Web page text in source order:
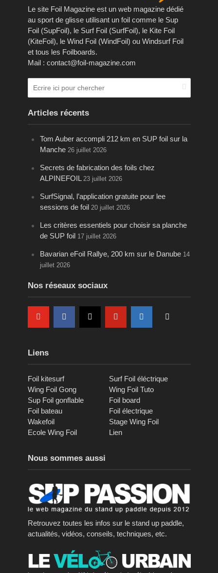
Le site Foil Magazine est un web magazine dédié
au sport de glisse utilisant un foil comme le Sup
Foil (SupFoil), le Surf Foil (SurfFoil), le Kite Foil
(KiteFoil), le Wind Foil (WindFoil) ou Windsurf Foil
et tous les Foilboards.
Mail : contact@foil-magazine.com
Articles récents
Tom Auber accompli 212 km en SUP foil sur la
Manche 26 juillet 2026
Secrets de fabrication des foils chez
ALPINEFOIL 23 juillet 2026
SurfSignal, l’application gratuite pour lee
sessions de foil 20 juillet 2026
Les critères essentiels pour choisir sa planche
de SUP foil 17 juillet 2026
Bavarian eFoil Rallye, 200 km sur le Danube 14
juillet 2026
Nos réseaux sociaux
Liens
Foil kitesurf
Surf Foil éléctrique
Wing Foil Gong
Wing Foil Tuto
Sup Foil gonflable
Foil board
Foil bateau
Foil électrique
Wakefoil
Stage Wing Foil
Ecole Wing Foil
Lien
Nous sommes aussi
Retrouvez toutes les infos sur le stand up paddle,
actualités, vidéos, conseils, techniques, etc.